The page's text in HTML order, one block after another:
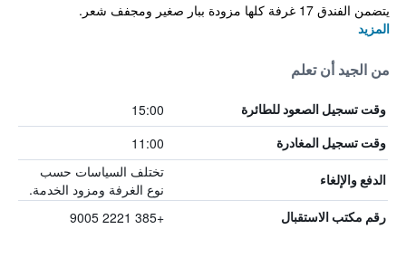
يتضمن الفندق 17 غرفة كلها مزودة ببار صغير ومجفف شعر.
المزيد
من الجيد أن تعلم
وقت تسجيل الصعود للطائرة 15:00
وقت تسجيل المغادرة 11:00
الدفع والإلغاء
تختلف السياسات حسب
نوع الغرفة ومزود الخدمة.
رقم مكتب الاستقبال +385 2221 9005